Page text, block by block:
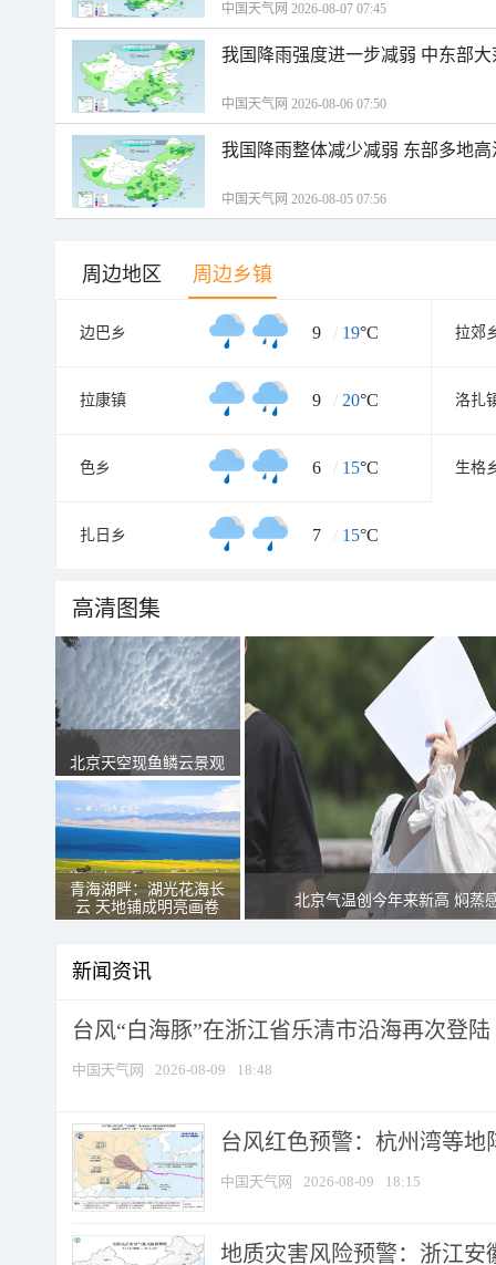
中国天气网 2026-08-07 07:45
我国降雨强度进一步减弱 中东部
中国天气网 2026-08-06 07:50
我国降雨整体减少减弱 东部多地
中国天气网 2026-08-05 07:56
周边地区 周边乡镇
边巴乡 9 / 19°C 拉郊
拉康镇 9 / 20°C 洛扎
色乡 6 / 15°C 生格
扎日乡 7 / 15°C
高清图集
北京天空现鱼鳞云景观
青海湖畔：湖光花海长
云 天地铺成明亮画卷
北京气温创今年来新高 焖蒸
新闻资讯
台风“白海豚”在浙江省乐清市沿海再次登陆
中国天气网 2026-08-09 18:48
台风红色预警：杭州湾等地
中国天气网 2026-08-09 18:15
地质灾害风险预警：浙江安